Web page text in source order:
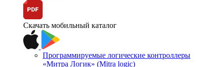
Скачать мобильный каталог
Программируемые логические контроллеры
«Митра Логик» (Mitra logic)